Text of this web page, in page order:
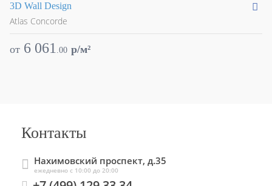
3D Wall Design
Atlas Concorde
от 6 061 .00 p/м²
Контакты
Нахимовский проспект, д.35
ежедневно с 10:00 до 20:00